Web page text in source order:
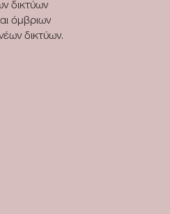
δικτύων
όμβριων
δικτύων.